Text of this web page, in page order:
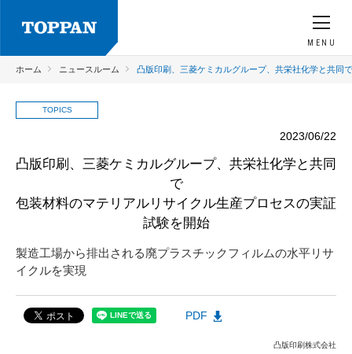
MENU
ホーム ニュースルーム 凸版印刷、三菱ケミカルグループ、共栄社化学と共同
TOPICS
2023/06/22
凸版印刷、三菱ケミカルグループ、共栄社化学と共同
で
包装材料のマテリアルリサイクル生産プロセスの実証
試験を開始
製造工場から排出される廃プラスチックフィルムの水平リサ
イクルを実現
PDF
凸版印刷株式会社